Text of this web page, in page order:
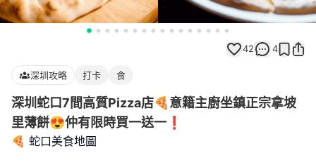
42 4
深圳攻略 打卡 食
深圳蛇口7間高質Pizza店🍕意籍主廚坐鎮正宗拿坡
里薄餅😍仲有限時買一送一❗️
🍕 蛇口美食地圖